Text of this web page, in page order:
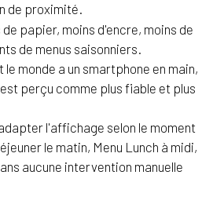
de proximité.
papier, moins d'encre, moins de
de menus saisonniers.
monde a un smartphone en main,
perçu comme plus fiable et plus
l'affichage selon le moment
le matin, Menu Lunch à midi,
aucune intervention manuelle